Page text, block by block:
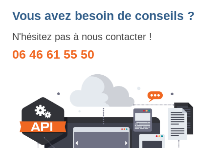
Vous avez besoin de conseils ?
N'hésitez pas à nous contacter !
06 46 61 55 50